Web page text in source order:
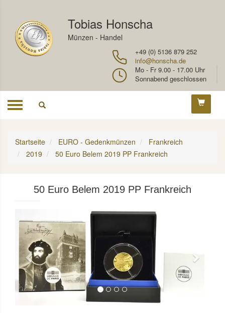
Tobias Honscha
Münzen - Handel
+49 (0) 5136 879 252
info@honscha.de
Mo - Fr 9.00 - 17.00 Uhr
Sonnabend geschlossen
Toggle
Startseite EURO - Gedenkmünzen
Frankreich
2019
50 Euro Belem 2019 PP Frankreich
50 Euro Belem 2019 PP Frankreich
Previous Next